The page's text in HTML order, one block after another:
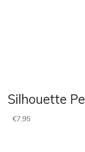
Silhouette
€7,95